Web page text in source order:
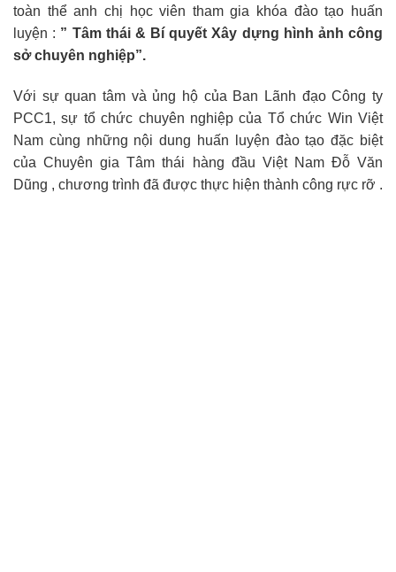
toàn thể anh chị học viên tham gia khóa đào tạo huấn
luyện : ” Tâm thái & Bí quyết Xây dựng hình ảnh công
sở chuyên nghiệp”.
Với sự quan tâm và ủng hộ của Ban Lãnh đạo Công ty
PCC1, sự tổ chức chuyên nghiệp của Tổ chức Win Việt
Nam cùng những nội dung huấn luyện đào tạo đặc biệt
của Chuyên gia Tâm thái hàng đầu Việt Nam Đỗ Văn
Dũng , chương trình đã được thực hiện thành công rực rỡ .